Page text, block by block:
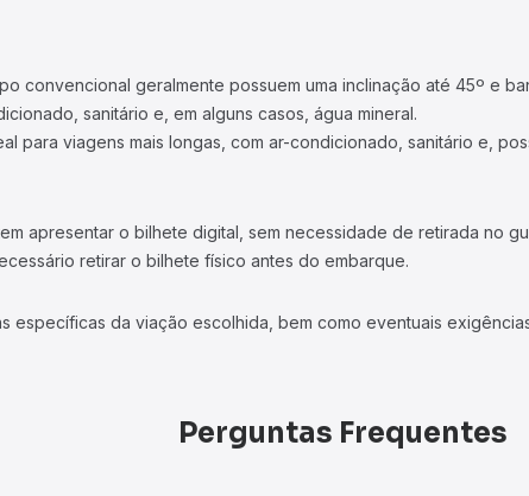
convencional geralmente possuem uma inclinação até 45º e
sanitário e, em alguns casos, água mineral.
para viagens mais longas, com ar-condicionado, sanitário e,
apresentar o bilhete digital, sem necessidade de retirada no
retirar o bilhete físico antes do embarque.
específicas da viação escolhida, bem como eventuais
Perguntas Frequentes